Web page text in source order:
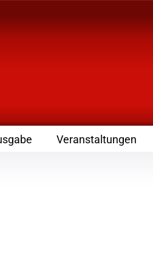
Zeitschrift für Leute
Veranstaltungen